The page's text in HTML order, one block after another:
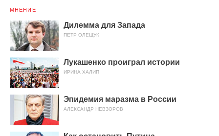
МНЕНИЕ
Дилемма для Запада
ПЕТР ОЛЕЩУК
Лукашенко проиграл истории
ИРИНА ХАЛИП
Эпидемия маразма в России
АЛЕКСАНДР НЕВЗОРОВ